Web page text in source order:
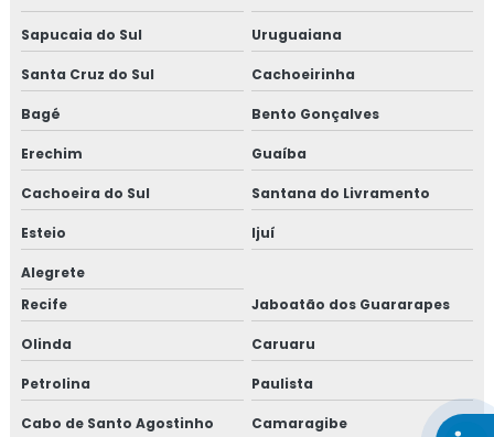
Sapucaia do Sul Uruguaiana
Santa Cruz do Sul Cachoeirinha
Bagé Bento Gonçalves
Erechim Guaíba
Cachoeira do Sul Santana do Livramento
Esteio Ijuí
Alegrete
Recife
Jaboatão dos Guararapes
Olinda Caruaru
Petrolina Paulista
Cabo de Santo Agostinho Camaragibe